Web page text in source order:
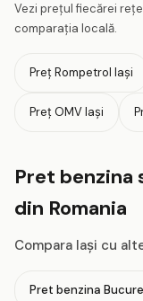
Vezi prețul fiecărei
comparația locală.
Preț Rompetrol Iaşi
Preț OMV Iaşi
Pret benzina
din Romania
Compara Iaşi cu
Pret benzina